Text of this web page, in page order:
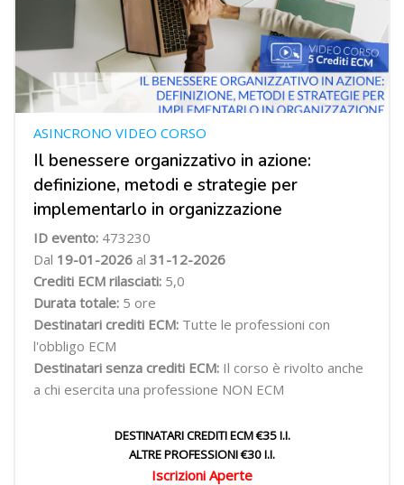
Il benessere organizzativo in azione:
definizione, metodi e strategie per
implementarlo in organizzazione
ASINCRONO VIDEO CORSO
ID evento: 473230
Dal 19-01-2026 al 31-12-2026
Crediti ECM rilasciati: 5,0
Durata totale: 5 ore
Destinatari crediti ECM: Tutte le professioni con
l'obbligo ECM
Destinatari senza crediti ECM: Il corso è rivolto anche
a chi esercita una professione NON ECM
DESTINATARI CREDITI ECM €35 I.I.
ALTRE PROFESSIONI €30 I.I.
Iscrizioni Aperte